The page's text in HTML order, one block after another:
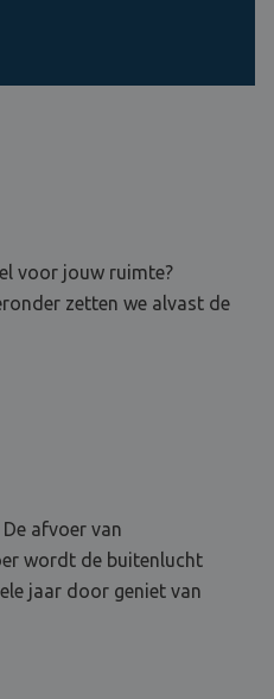
voor jouw ruimte?
zetten we alvast de
afvoer van
wordt de buitenlucht
jaar door geniet van